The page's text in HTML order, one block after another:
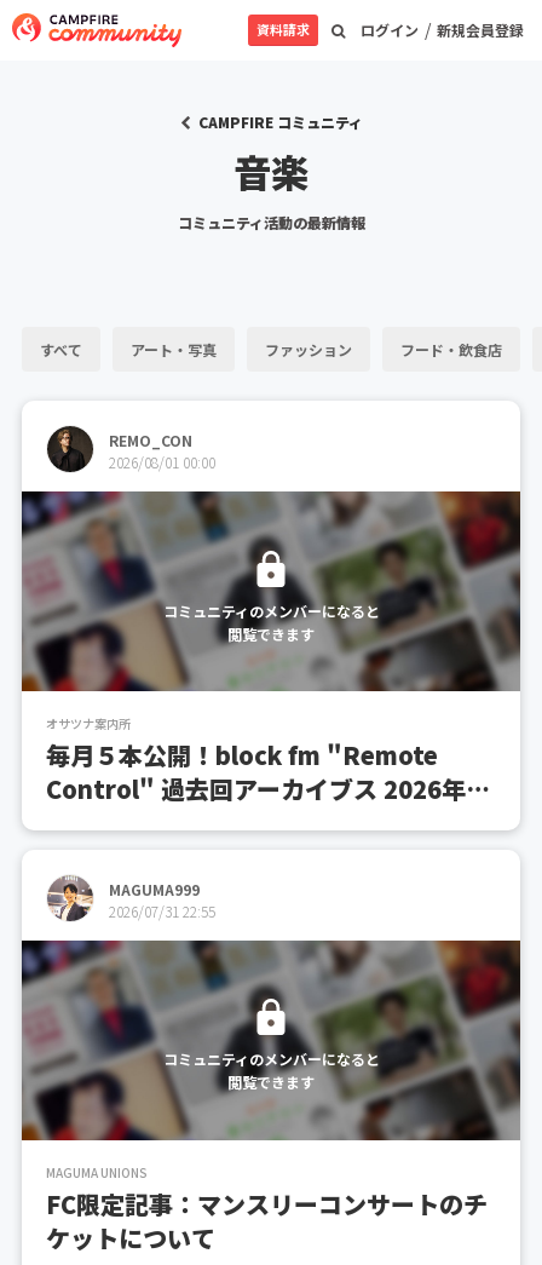
ログイン / 新規会員登録
資料請求
CAMPFIRE コミュニティ
音楽
コミュニティ活動の最新情報
すべて アート・写真 ファッション フード・飲食店
REMO_CON
2026/08/01 00:00
コミュニティのメンバーになると
閲覧できます
オサツナ案内所
毎月５本公開！block fm "Remote
Control" 過去回アーカイブス 2026年8
月号
MAGUMA999
2026/07/31 22:55
コミュニティのメンバーになると
閲覧できます
MAGUMA UNIONS
FC限定記事：マンスリーコンサートのチ
ケットについて